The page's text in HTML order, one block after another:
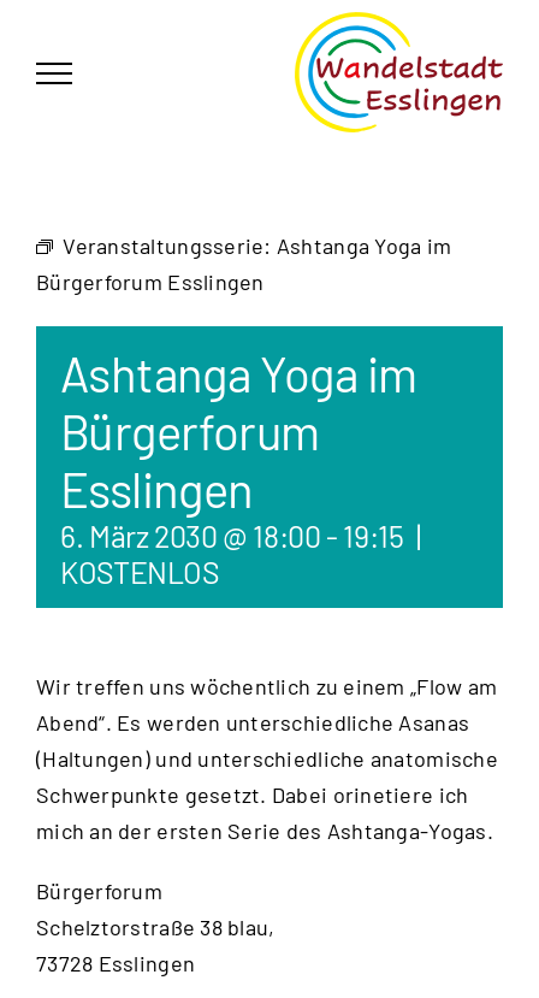
springen
Veranstaltungsserie: Ashtanga Yoga im
Bürgerforum Esslingen
Ashtanga Yoga im
Bürgerforum
Esslingen
6. März 2030 @ 18:00 - 19:15 |
KOSTENLOS
Wir treffen uns wöchentlich zu einem „Flow am
Abend“. Es werden unterschiedliche Asanas
(Haltungen) und unterschiedliche anatomische
Schwerpunkte gesetzt. Dabei orinetiere ich
mich an der ersten Serie des Ashtanga-Yogas.
Bürgerforum
Schelztorstraße 38 blau,
73728 Esslingen